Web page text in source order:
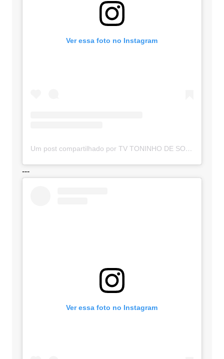
Ver essa foto no Instagram
Um post compartilhado por TV TONINHO DE SOUZA (@toninhodesouzamt)
---
Ver essa foto no Instagram